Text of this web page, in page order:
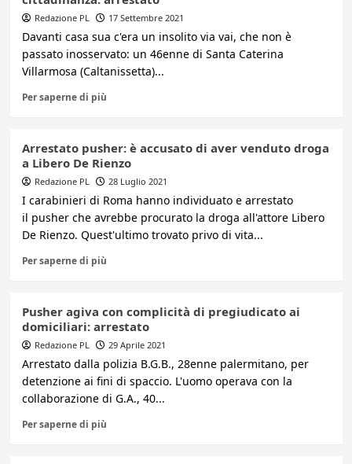
Redazione PL 17 Settembre 2021
Davanti casa sua c'era un insolito via vai, che non è
passato inosservato: un 46enne di Santa Caterina
Villarmosa (Caltanissetta)...
Per saperne di più
Arrestato pusher: è accusato di aver venduto droga
a Libero De Rienzo
Redazione PL 28 Luglio 2021
I carabinieri di Roma hanno individuato e arrestato
il pusher che avrebbe procurato la droga all'attore Libero
De Rienzo. Quest'ultimo trovato privo di vita...
Per saperne di più
Pusher agiva con complicità di pregiudicato ai
domiciliari: arrestato
Redazione PL 29 Aprile 2021
Arrestato dalla polizia B.G.B., 28enne palermitano, per
detenzione ai fini di spaccio. L'uomo operava con la
collaborazione di G.A., 40...
Per saperne di più